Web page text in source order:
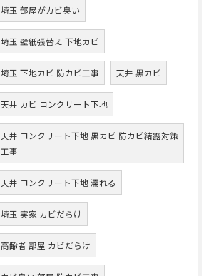
埼玉 部屋がカビ臭い
埼玉 壁紙張替え 下地カビ
埼玉 下地カビ 防カビ工事 天井 黒カビ
天井 カビ コンクリート下地
天井 コンクリート下地 黒カビ 防カビ結露対策
工事
天井 コンクリート下地 濡れる
埼玉 実家 カビだらけ
高齢者 部屋 カビだらけ